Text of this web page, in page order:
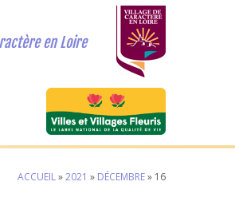
en Loire
ACCUEIL»2021 » DÉCEMBRE» 16